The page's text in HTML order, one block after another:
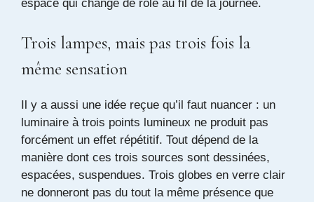
espace qui change de rôle au fil de la journée.
Trois lampes, mais pas trois fois la
même sensation
Il y a aussi une idée reçue qu’il faut nuancer : un
luminaire à trois points lumineux ne produit pas
forcément un effet répétitif. Tout dépend de la
manière dont ces trois sources sont dessinées,
espacées, suspendues. Trois globes en verre clair
ne donneront pas du tout la même présence que